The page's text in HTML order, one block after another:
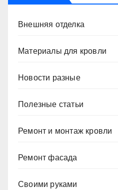
Внешняя отделка
Материалы для кровли
Новости разные
Полезные статьи
Ремонт и монтаж кровли
Ремонт фасада
Своими руками